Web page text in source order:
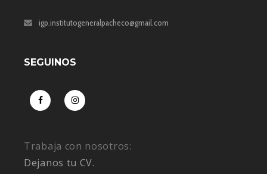
igp.institutogeneralpacheco@gmail.com
SEGUINOS
Trabaja con nosotros:
Dejanos tu CV.